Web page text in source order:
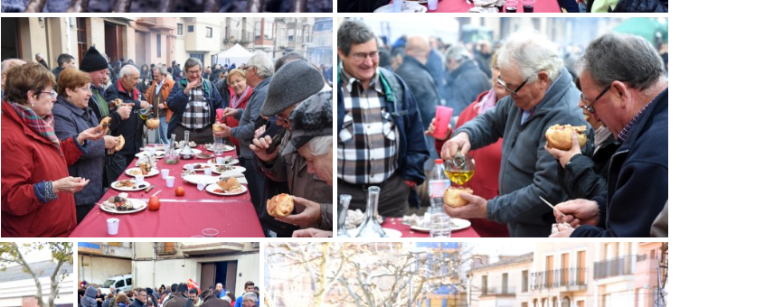
Festa de l'Oli a la Fatarella Festa de l'Oli a la Fatarella
Festa de l'Oli a la Fatarella Festa de l'Oli a la Fatarella